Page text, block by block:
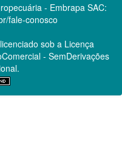
- Embrapa SAC:
fale-conosco
sob a Licença
- SemDerivações